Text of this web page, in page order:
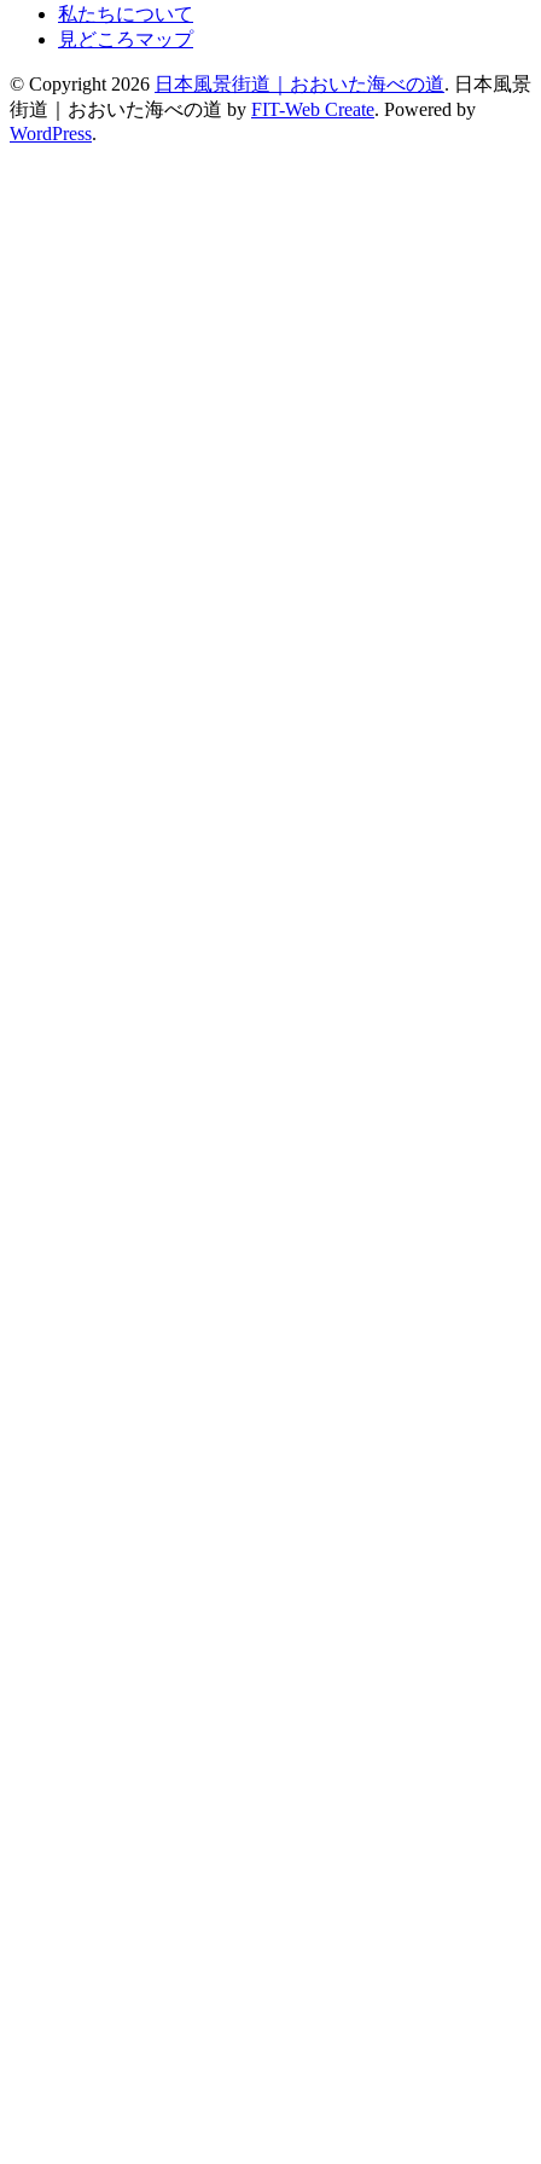
私たちについて
見どころマップ
© Copyright 2026 日本風景街道｜おおいた海べの道. 日本風景
街道｜おおいた海べの道 by FIT-Web Create. Powered by
WordPress.